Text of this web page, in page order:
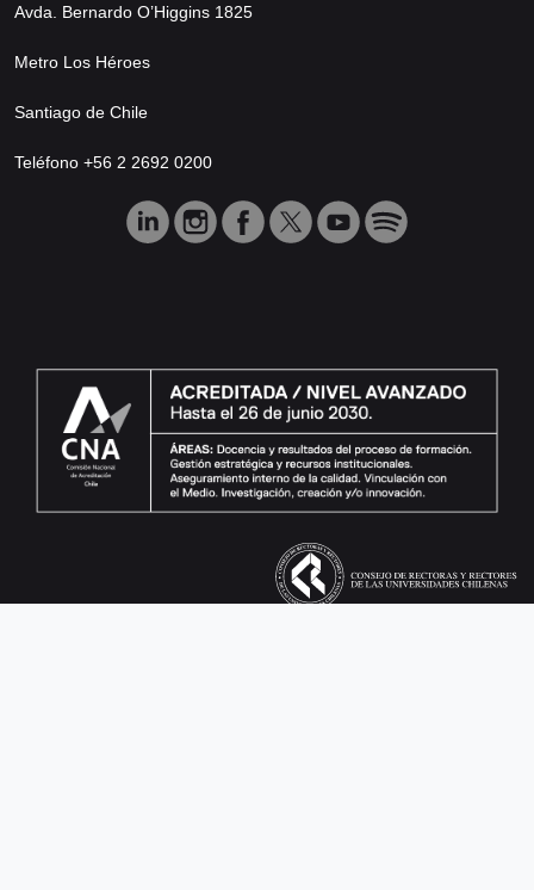
Avda. Bernardo O’Higgins 1825
Metro Los Héroes
Santiago de Chile
Teléfono +56 2 2692 0200